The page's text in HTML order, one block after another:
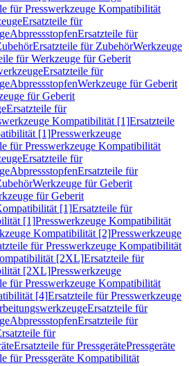
für Presswerkzeuge Kompatibilität
Ersatzteile für
AbpressstopfenErsatzteile für
Ersatzteile für ZubehörWerkzeuge
für Werkzeuge für Geberit
Ersatzteile für
AbpressstopfenWerkzeuge für Geberit
für Geberit
Ersatzteile für
Kompatibilität [1]Ersatzteile
[1]Presswerkzeuge
für Presswerkzeuge Kompatibilität
Ersatzteile für
AbpressstopfenErsatzteile für
Werkzeuge für Geberit
für Geberit
[1]Ersatzteile für
[1]Presswerkzeuge Kompatibilität
Kompatibilität [2]Presswerkzeuge
für Presswerkzeuge Kompatibilität
[2XL]Ersatzteile für
[2XL]Presswerkzeuge
für Presswerkzeuge Kompatibilität
[4]Ersatzteile für Presswerkzeuge
Ersatzteile für
AbpressstopfenErsatzteile für
für
Ersatzteile für PressgerätePressgeräte
für Pressgeräte Kompatibilität